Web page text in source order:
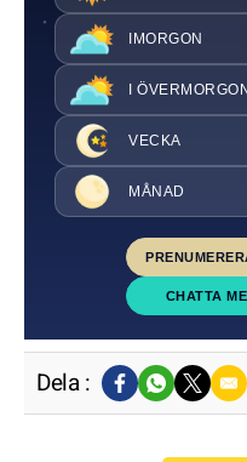
IMORGON
I ÖVERMORGON
VECKA
MÅNAD
CHATTA
Dela :